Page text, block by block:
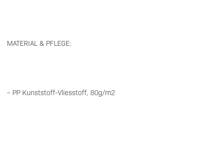
MATERIAL & PFLEGE:
– PP Kunststoff-Vliesstoff, 80g/m2